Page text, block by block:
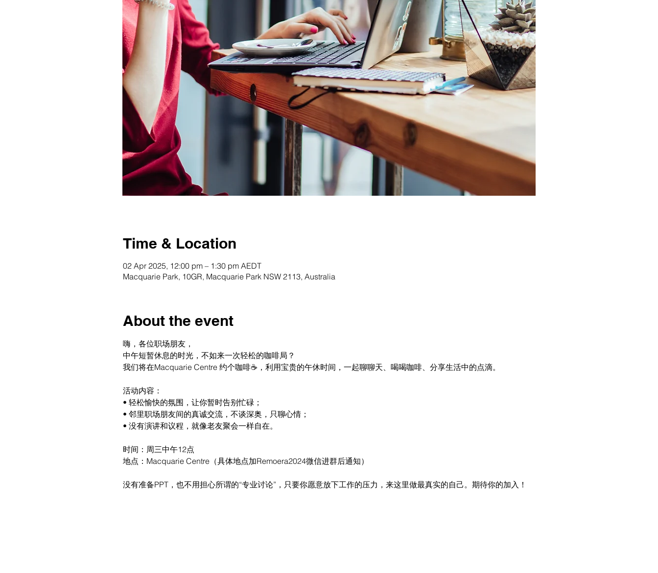
Time & Location
02 Apr 2025, 12:00 pm – 1:30 pm AEDT
Macquarie Park, 10GR, Macquarie Park NSW 2113, Australia
About the event
嗨，各位职场朋友，
中午短暂休息的时光，不如来一次轻松的咖啡局？
我们将在Macquarie Centre 约个咖啡☕️，利用宝贵的午休时间，一起聊聊天、喝喝咖啡、分享生活中的点滴。
活动内容：
• 轻松愉快的氛围，让你暂时告别忙碌；
• 邻里职场朋友间的真诚交流，不谈深奥，只聊心情；
• 没有演讲和议程，就像老友聚会一样自在。
时间：周三中午12点
地点：Macquarie Centre（具体地点加Remoera2024微信进群后通知）
没有准备PPT，也不用担心所谓的“专业讨论”，只要你愿意放下工作的压力，来这里做最真实的自己。期待你的加入！